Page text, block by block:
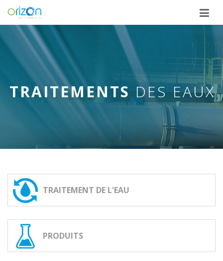
TRAITEMENTS DES EAUX
TRAITEMENT DE L'EAU
PRODUITS